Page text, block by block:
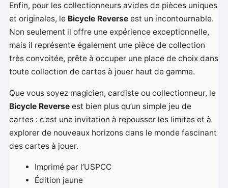
Enfin, pour les collectionneurs avides de pièces uniques
et originales, le Bicycle Reverse est un incontournable.
Non seulement il offre une expérience exceptionnelle,
mais il représente également une pièce de collection
très convoitée, prête à occuper une place de choix dans
toute collection de cartes à jouer haut de gamme.
Que vous soyez magicien, cardiste ou collectionneur, le
Bicycle Reverse est bien plus qu’un simple jeu de
cartes : c’est une invitation à repousser les limites et à
explorer de nouveaux horizons dans le monde fascinant
des cartes à jouer.
Imprimé par l’USPCC
Édition jaune